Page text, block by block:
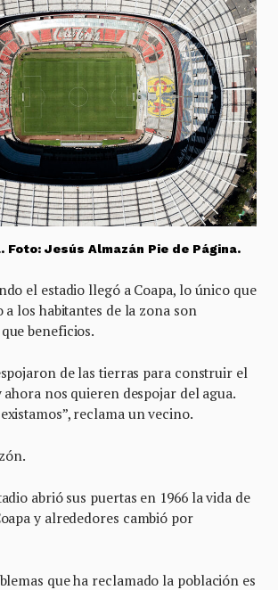
Foto: Jesús Almazán Pie de Página.
el estadio llegó a Coapa, lo único que
a los habitantes de la zona son
beneficios.
de las tierras para construir el
ahora nos quieren despojar del agua.
reclama un vecino.
abrió sus puertas en 1966 la vida de
y alrededores cambió por
que ha reclamado la población es